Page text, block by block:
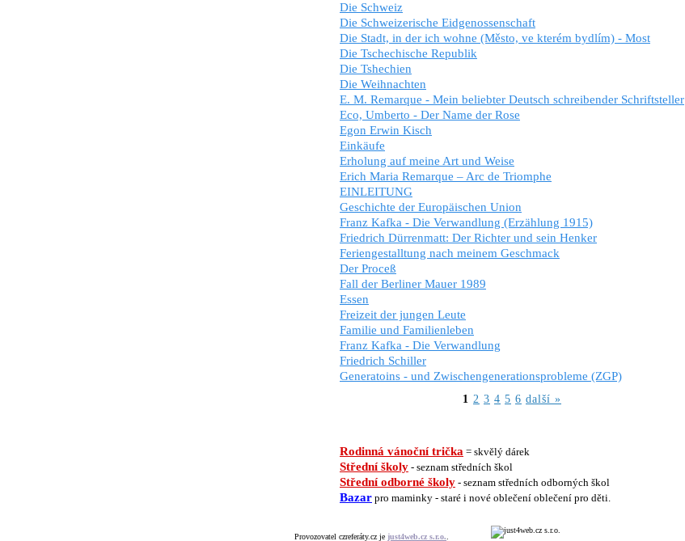
Die Schweiz
Die Schweizerische Eidgenossenschaft
Die Stadt, in der ich wohne (Město, ve kterém bydlím) - Most
Die Tschechische Republik
Die Tshechien
Die Weihnachten
E. M. Remarque - Mein beliebter Deutsch schreibender Schriftsteller
Eco, Umberto - Der Name der Rose
Egon Erwin Kisch
Einkäufe
Erholung auf meine Art und Weise
Erich Maria Remarque – Arc de Triomphe
EINLEITUNG
Geschichte der Europäischen Union
Franz Kafka - Die Verwandlung (Erzählung 1915)
Friedrich Dürrenmatt: Der Richter und sein Henker
Feriengestalltung nach meinem Geschmack
Der Proceß
Fall der Berliner Mauer 1989
Essen
Freizeit der jungen Leute
Familie und Familienleben
Franz Kafka - Die Verwandlung
Friedrich Schiller
Generatoins - und Zwischengenerationsprobleme (ZGP)
1 2 3 4 5 6 další »
Rodinná vánoční trička = skvělý dárek
Střední školy - seznam středních škol
Střední odborné školy - seznam středních odborných škol
Bazar pro maminky - staré i nové oblečení oblečení pro děti.
Provozovatel czreferáty.cz je just4web.cz s.r.o.